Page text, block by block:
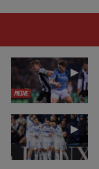
MEDIE
►
►